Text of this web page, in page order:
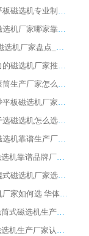
2026永磁平板磁选机专业制造 华体会手机网页版-华体会(中国) 靠谱生产厂家
2026河沙磁选机厂家哪家靠谱?华体会手机网页版-华体会(中国) 优质河沙磁选机厂家推荐
2026 干选磁选机厂家盘点_华体会手机网页版-华体会(中国) 靠谱品牌选型指南
2026有实力的磁选机厂家推荐_华体会手机网页版-华体会(中国) _行业标杆与优质厂商盘点
2026强磁滚筒生产厂家怎么选?行业口碑推荐华体会手机网页版-华体会(中国)
2026石英砂平板磁选机厂家推荐 华体会手机网页版-华体会(中国) 技术实力备受行业认可
2026铁矿干选磁选机怎么选?源头厂家华体会手机网页版-华体会(中国) ，用实力说话
2026平板磁选机靠谱生产厂家怎么选?行业标杆华体会手机网页版-华体会(中国) ，凭硬实力脱颖而出
水选强磁磁选机靠谱品牌厂家推荐：华体会手机网页版-华体会(中国) ，技术实力与口碑双在线
2026强磁辊式磁选机厂家选购技巧_认准华体会手机网页版-华体会(中国) 生产厂家
2026磁选机厂家如何选 华体会手机网页版-华体会(中国) 生产厂家14年行业经验支招
有实力永磁筒式磁选机生产厂家优质设备推荐榜｜华体会手机网页版-华体会(中国) 领衔
选购平板磁选机生产厂家认准华体会手机网页版-华体会(中国) 老牌生产厂家收获众多回头客